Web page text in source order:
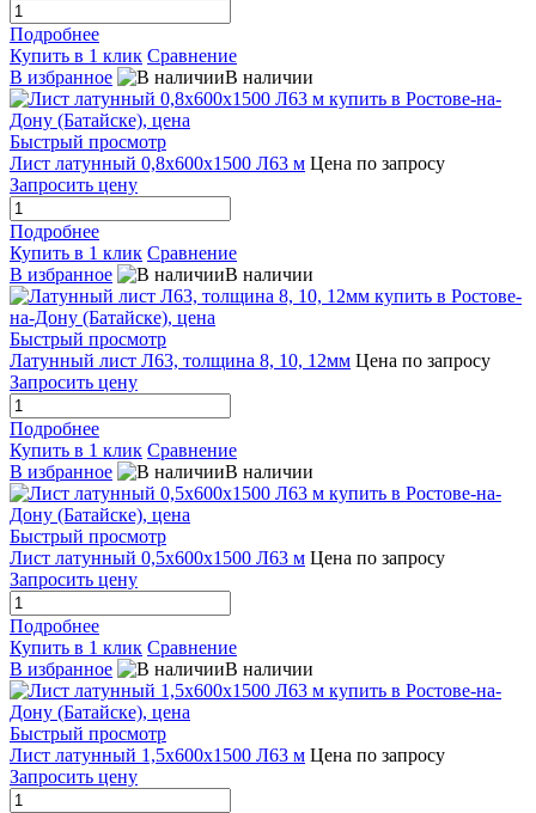
Подробнее
Купить в 1 клик Сравнение
В избранное
В наличии
Быстрый просмотр
Лист латунный 0,8х600х1500 Л63 м Цена по запросу
Запросить цену
Подробнее
Купить в 1 клик Сравнение
В избранное
В наличии
Быстрый просмотр
Латунный лист Л63, толщина 8, 10, 12мм Цена по запросу
Запросить цену
Подробнее
Купить в 1 клик Сравнение
В избранное
В наличии
Быстрый просмотр
Лист латунный 0,5х600х1500 Л63 м Цена по запросу
Запросить цену
Подробнее
Купить в 1 клик Сравнение
В избранное
В наличии
Быстрый просмотр
Лист латунный 1,5х600х1500 Л63 м Цена по запросу
Запросить цену